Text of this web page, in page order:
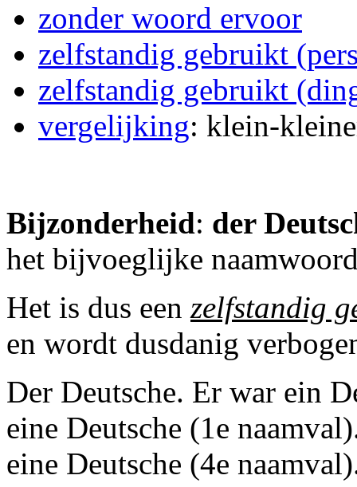
zonder woord ervoor
zelfstandig gebruikt
zelfstandig gebruikt
vergelijking: klein-
Bijzonderheid: der
het bijvoeglijke
Het is dus een zelfstandig
en wordt dusdanig
Der Deutsche. Er war ein
eine Deutsche (1e
eine Deutsche (4e